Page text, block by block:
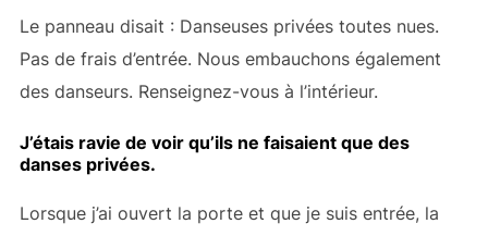
Le panneau disait : Danseuses privées toutes nues.
Pas de frais d’entrée. Nous embauchons également
des danseurs. Renseignez-vous à l’intérieur.
J’étais ravie de voir qu’ils ne faisaient que des
danses privées.
Lorsque j’ai ouvert la porte et que je suis entrée, la